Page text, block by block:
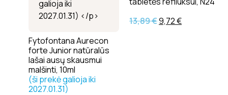
Fytofontana Aurecon
forte Junior natūralūs
lašai ausų skausmui
malšinti, 10ml
(ši prekė galioja iki
2027.01.31)
13,89€9,72€